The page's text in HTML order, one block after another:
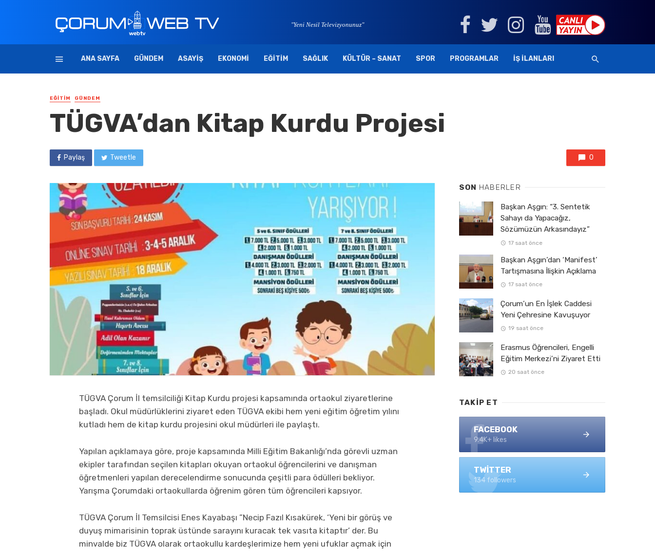
"Yeni Nesil Televizyonunuz"
ANA SAYFA GÜNDEM ASAYIŞ EKONOMI EĞITIM SAĞLIK KÜLTÜR – SANAT SPOR PROGRAMLAR İŞ İLANLARI
EĞITIM GÜNDEM
TÜGVA’dan Kitap Kurdu Projesi
Paylaş Tweetle 0
TÜGVA Çorum İl temsilciliği Kitap Kurdu projesi kapsamında ortaokul ziyaretlerine
başladı. Okul müdürlüklerini ziyaret eden TÜGVA ekibi hem yeni eğitim öğretim yılını
kutladı hem de kitap kurdu projesini okul müdürleri ile paylaştı.
Yapılan açıklamaya göre, proje kapsamında Milli Eğitim Bakanlığı’nda görevli uzman
ekipler tarafından seçilen kitapları okuyan ortaokul öğrencilerini ve danışman
öğretmenleri yapılan derecelendirme sonucunda çeşitli para ödülleri bekliyor.
Yarışma Çorumdaki ortaokullarda öğrenim gören tüm öğrencileri kapsıyor.
TÜGVA Çorum İl Temsilcisi Enes Kayabaşı ”Necip Fazıl Kısakürek, ‘Yeni bir görüş ve
duyuş mimarisinin toprak üstünde sarayını kuracak tek vasıta kitaptır’ der. Bu
minvalde biz TÜGVA olarak ortaokullu kardeşlerimize hem yeni ufuklar açmak için
SON HABERLER
Başkan Aşgın: “3. Sentetik
Sahayı da Yapacağız,
Sözümüzün Arkasındayız”
17 saat önce
Başkan Aşgın’dan ‘Manifest’
Tartışmasına İlişkin Açıklama
17 saat önce
Çorum’un En İşlek Caddesi
Yeni Çehresine Kavuşuyor
19 saat önce
Erasmus Öğrencileri, Engelli
Eğitim Merkezi’ni Ziyaret Etti
20 saat önce
TAKIP ET
FACEBOOK
9.4K+ likes
TWITTER
134 followers